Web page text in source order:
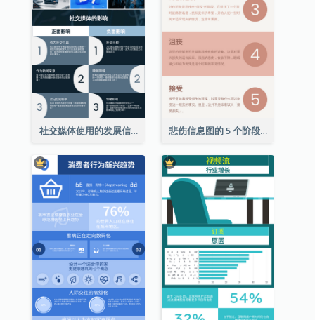
社交媒体使用的发展信息图表 悲伤信息图的 5 个阶段（附解释）